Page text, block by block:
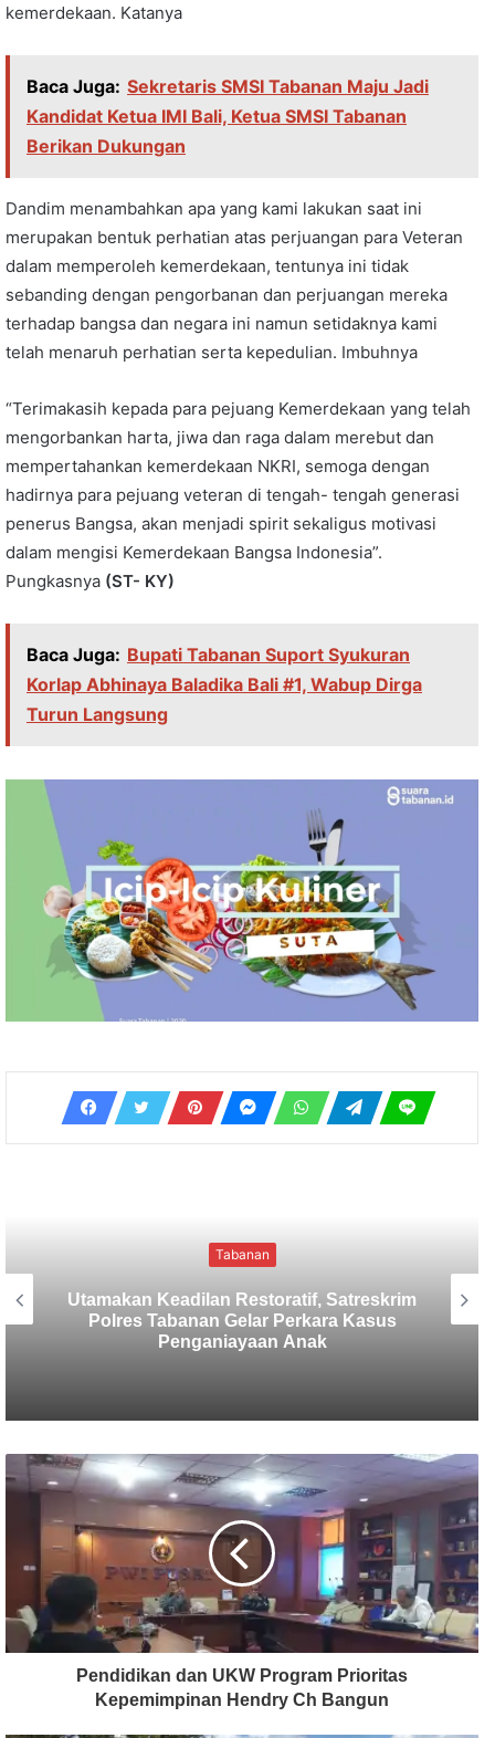
kemerdekaan. Katanya
Baca Juga: Sekretaris SMSI Tabanan Maju Jadi
Kandidat Ketua IMI Bali, Ketua SMSI Tabanan
Berikan Dukungan
Dandim menambahkan apa yang kami lakukan saat ini
merupakan bentuk perhatian atas perjuangan para Veteran
dalam memperoleh kemerdekaan, tentunya ini tidak
sebanding dengan pengorbanan dan perjuangan mereka
terhadap bangsa dan negara ini namun setidaknya kami
telah menaruh perhatian serta kepedulian. Imbuhnya
“Terimakasih kepada para pejuang Kemerdekaan yang telah
mengorbankan harta, jiwa dan raga dalam merebut dan
mempertahankan kemerdekaan NKRI, semoga dengan
hadirnya para pejuang veteran di tengah- tengah generasi
penerus Bangsa, akan menjadi spirit sekaligus motivasi
dalam mengisi Kemerdekaan Bangsa Indonesia”.
Pungkasnya (ST- KY)
Baca Juga: Bupati Tabanan Suport Syukuran
Korlap Abhinaya Baladika Bali #1, Wabup Dirga
Turun Langsung
Tabanan
Sekretaris SMSI Tabanan Maju Jadi
Kandidat Ketua IMI Bali, Ketua SMSI
Tabanan Berikan Dukungan
Pendidikan dan UKW Program Prioritas
Kepemimpinan Hendry Ch Bangun